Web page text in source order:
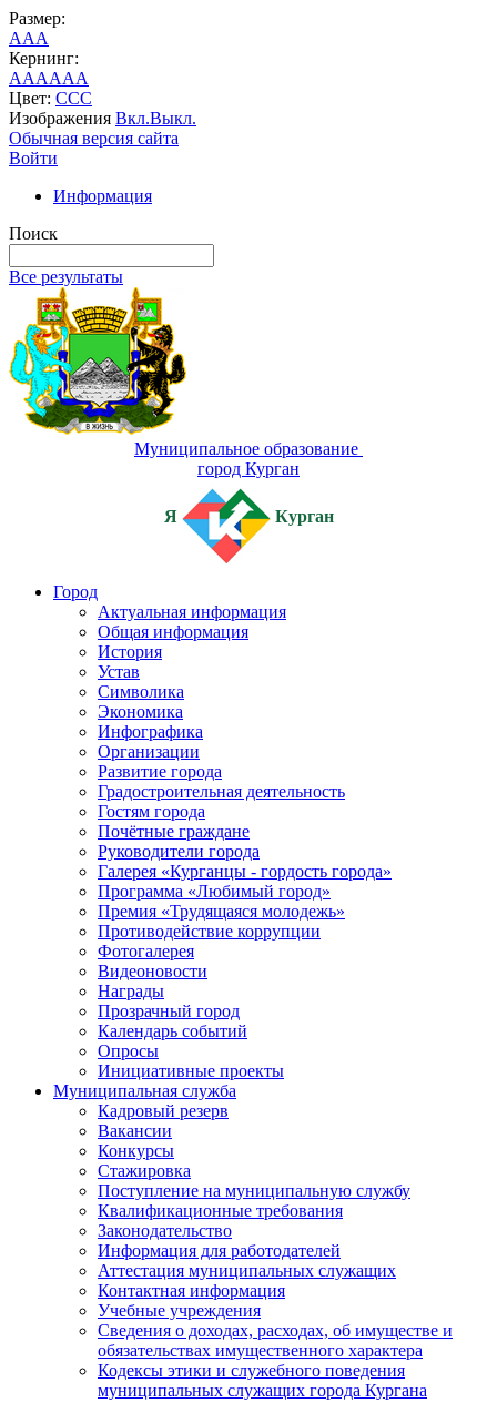
Размер:
AAA
Кернинг:
AAAAAA
Цвет: CCC
Изображения Вкл.Выкл.
Обычная версия сайта
Войти
Информация
Поиск
Все результаты
Муниципальное образование
город Курган
Я Курган
Город
Актуальная информация
Общая информация
История
Устав
Символика
Экономика
Инфографика
Организации
Развитие города
Градостроительная деятельность
Гостям города
Почётные граждане
Руководители города
Галерея «Курганцы - гордость города»
Программа «Любимый город»
Премия «Трудящаяся молодежь»
Противодействие коррупции
Фотогалерея
Видеоновости
Награды
Прозрачный город
Календарь событий
Опросы
Инициативные проекты
Муниципальная служба
Кадровый резерв
Вакансии
Конкурсы
Стажировка
Поступление на муниципальную службу
Квалификационные требования
Законодательство
Информация для работодателей
Аттестация муниципальных служащих
Контактная информация
Учебные учреждения
Сведения о доходах, расходах, об имуществе и
обязательствах имущественного характера
Кодексы этики и служебного поведения
муниципальных служащих города Кургана